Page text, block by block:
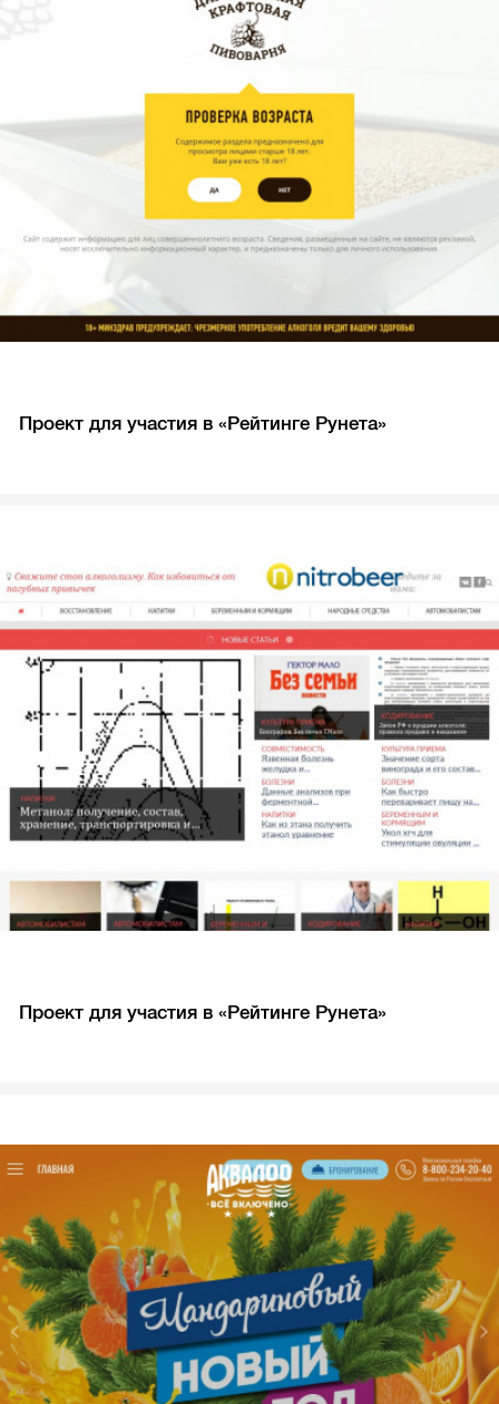
Проект для участия в «Рейтинге Рунета»
Проект для участия в «Рейтинге Рунета»